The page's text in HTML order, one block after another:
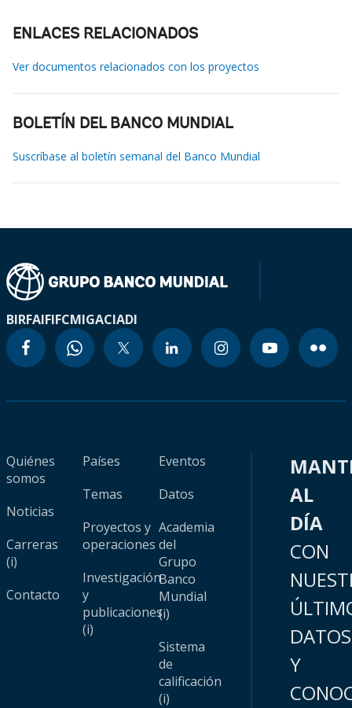
ENLACES RELACIONADOS
Ver documentos relacionados con los proyectos
BOLETÍN DEL BANCO MUNDIAL
Suscríbase al boletín semanal del Banco Mundial
BIRFAIFIFCMIGACIADI
Quiénes
somos
Noticias
Carreras
(i)
Contacto
Países
Temas
Proyectos y
operaciones
Investigación
y
publicaciones
(i)
Eventos
Datos
Academia
del
Grupo
Banco
Mundial
(i)
Sistema
de
calificación
(i)
AL
DÍA
CON
DATOS
Y